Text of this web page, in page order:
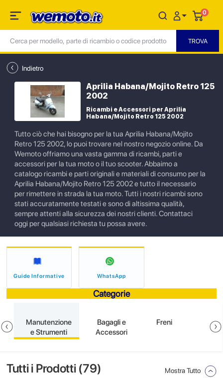
0
Indietro
Aprilia Habana/Mojito Retro 125
2002
Ricambi e Accessori per Aprilia
Habana/Mojito Retro 125 2002
Tutto ciò che hai bisogno per la tua Aprilia Habana/Mojito
Retro 125 2002, lo puoi trovare nel nostro negozio online. Da
Wemoto offriamo una vasta gamma di ricambi, parti e
accessori per la tua moto o il tuo scooter. Abbaimo a
catalogo ricambi e parti originali e materiali di consumo per la
Aprilia Habana/Mojito Retro 125 2002 e tutto il necessario
per rimettere in strada la tua moto. Tutti i nostri ricambi sono
stati accuratamente testati e sono di altissima qualità,
sempre attenti alla sicurezza dei nostri clienti. Contattaci
oggi per qualsiasi richiesta tu possa avere.
Guide Informative WhatsApp
Categorie
Manutenzione
e Strumenti
Bagagli e
Accessori
Freni
Tutti i Prodotti (79) Mostra Tutto